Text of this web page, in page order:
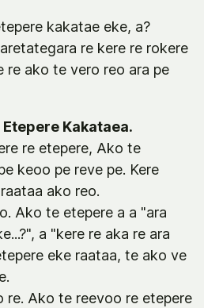
kakatae eke, a?
re kere re rokere
re ako te vero reo ara pe
Etepere Kakataea.
re etepere, Ako te
keoo pe reve pe. Kere
ako reo.
Ako te etepere a a "ara
a "kere re aka re ara
eke raataa, te ako ve
re. Ako te reevoo re etepere